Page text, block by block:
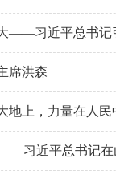
——习近平总书记
席洪森
地上，力量在人民
习近平总书记